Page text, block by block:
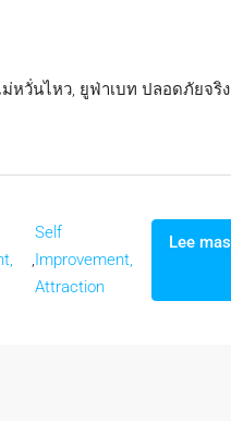
หวั่นไหว, ยูฟ่าเบท ปลอดภัยจริง
,
Self
Improvement,
Attraction
Lee mas